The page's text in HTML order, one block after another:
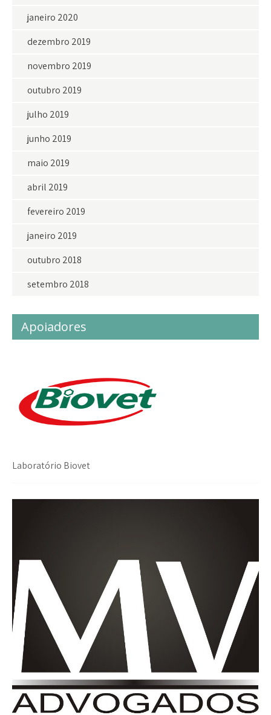
janeiro 2020
dezembro 2019
novembro 2019
outubro 2019
julho 2019
junho 2019
maio 2019
abril 2019
fevereiro 2019
janeiro 2019
outubro 2018
setembro 2018
Apoiadores
Laboratório Biovet